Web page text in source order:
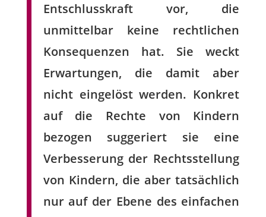
Entschlusskraft vor, die
unmittelbar keine rechtlichen
Konsequenzen hat. Sie weckt
Erwartungen, die damit aber
nicht eingelöst werden. Konkret
auf die Rechte von Kindern
bezogen suggeriert sie eine
Verbesserung der Rechtsstellung
von Kindern, die aber tatsächlich
nur auf der Ebene des einfachen